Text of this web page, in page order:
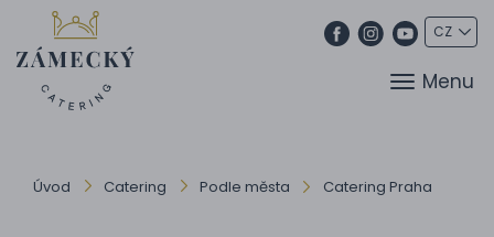
Menu
Úvod Catering Podle města Catering Praha